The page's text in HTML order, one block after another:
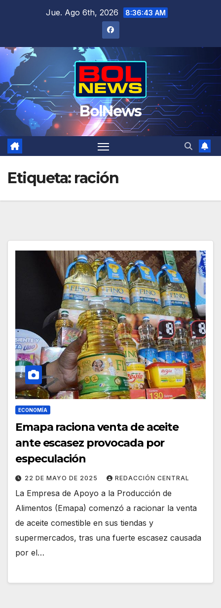
Jue. Ago 6th, 2026 8:36:44 AM
BolNews
Etiqueta: ración
ECONOMÍA
Emapa raciona venta de aceite
ante escasez provocada por
especulación
22 DE MAYO DE 2025 REDACCIÓN CENTRAL
La Empresa de Apoyo a la Producción de
Alimentos (Emapa) comenzó a racionar la venta
de aceite comestible en sus tiendas y
supermercados, tras una fuerte escasez causada
por el…